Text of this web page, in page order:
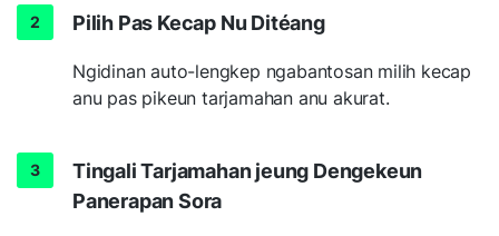
Pilih Pas Kecap Nu Ditéang
Ngidinan auto-lengkep ngabantosan milih kecap
anu pas pikeun tarjamahan anu akurat.
Tingali Tarjamahan jeung Dengekeun
Panerapan Sora